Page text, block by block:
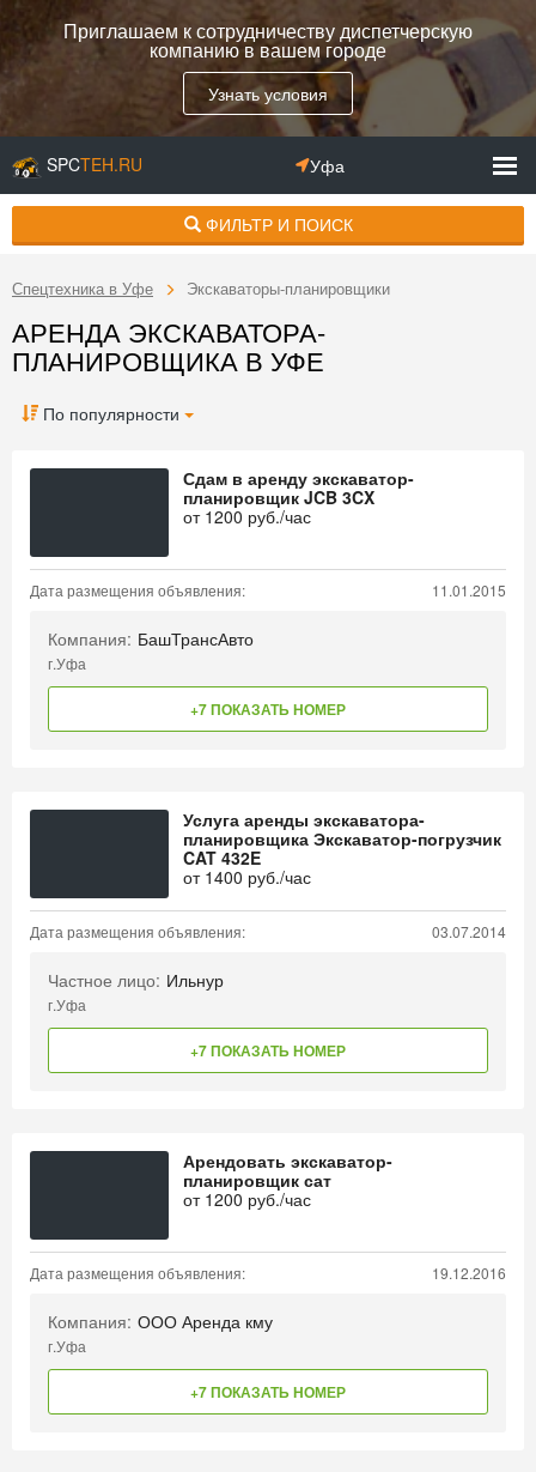
Приглашаем к сотрудничеству диспетчерскую
компанию в вашем городе
Узнать условия
SPCTEH.RU Уфа
ФИЛЬТР И ПОИСК
Спецтехника в Уфе Экскаваторы-планировщики
АРЕНДА ЭКСКАВАТОРА-
ПЛАНИРОВЩИКА В УФЕ
По популярности
Сдам в аренду экскаватор-
планировщик JCB 3CX
от 1200 руб./час
Дата размещения объявления: 11.01.2015
Компания: БашТрансАвто
г.Уфа
+7 ПОКАЗАТЬ НОМЕР
Услуга аренды экскаватора-
планировщика Экскаватор-погрузчик
CAT 432E
от 1400 руб./час
Дата размещения объявления: 03.07.2014
Частное лицо: Ильнур
г.Уфа
+7 ПОКАЗАТЬ НОМЕР
Арендовать экскаватор-
планировщик сат
от 1200 руб./час
Дата размещения объявления: 19.12.2016
Компания: ООО Аренда кму
г.Уфа
+7 ПОКАЗАТЬ НОМЕР